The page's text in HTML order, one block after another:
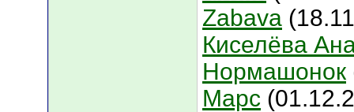
Zabava
Киселёва
Нормашонок
Марс